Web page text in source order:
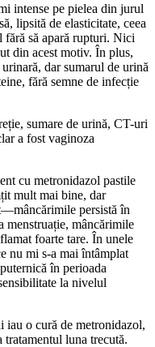
intense pe pielea din jurul
lipsită de elasticitate, ceea
fără să apară rupturi. Nici
din acest motiv. În plus,
dar sumarul de urină
fără semne de infecție
sumare de urină, CT-uri
a fost vaginoza
cu metronidazol pastile
mult mai bine, dar
persistă în
menstruație, mâncărimile
foarte tare. În unele
nu mi s-a mai întâmplat
în perioada
la nivelul
iau o cură de metronidazol,
tratamentul luna trecută.